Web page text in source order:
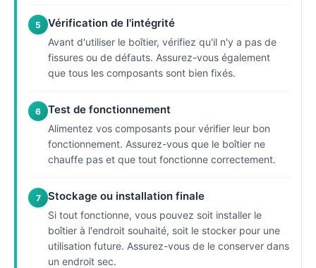
5 Vérification de l'intégrité
Avant d'utiliser le boîtier, vérifiez qu'il n'y a pas de
fissures ou de défauts. Assurez-vous également
que tous les composants sont bien fixés.
6 Test de fonctionnement
Alimentez vos composants pour vérifier leur bon
fonctionnement. Assurez-vous que le boîtier ne
chauffe pas et que tout fonctionne correctement.
7 Stockage ou installation finale
Si tout fonctionne, vous pouvez soit installer le
boîtier à l'endroit souhaité, soit le stocker pour une
utilisation future. Assurez-vous de le conserver dans
un endroit sec.